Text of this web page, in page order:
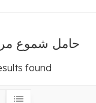
حامل شموع
found